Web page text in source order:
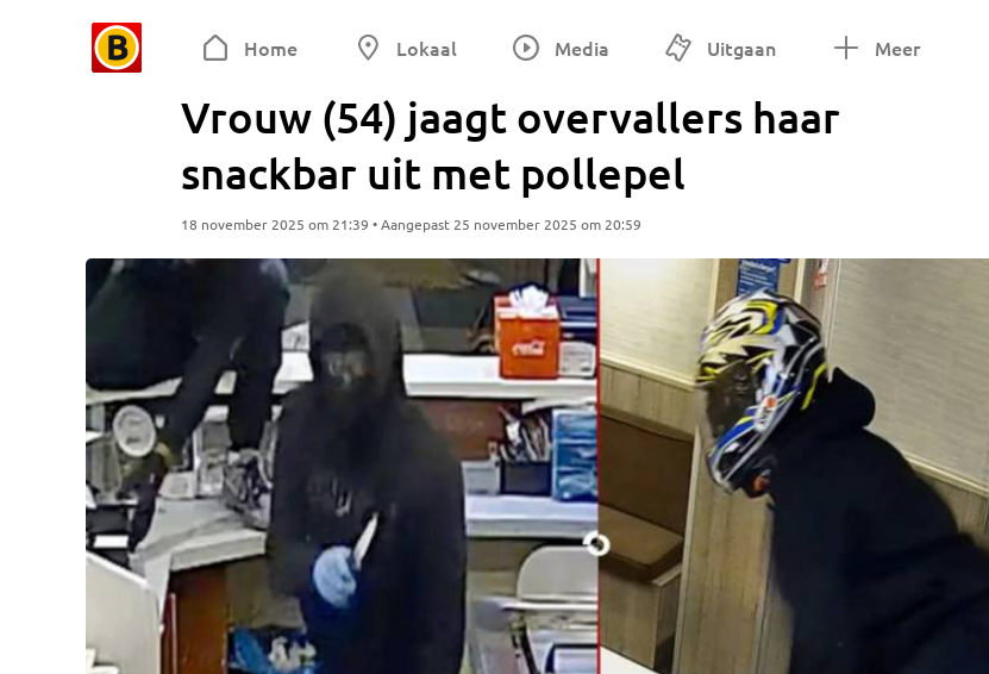
Home Lokaal Media Uitgaan Meer
Vrouw (54) jaagt overvallers haar
snackbar uit met pollepel
18 november 2025 om 21:39 • Aangepast 25 november 2025 om 20:59